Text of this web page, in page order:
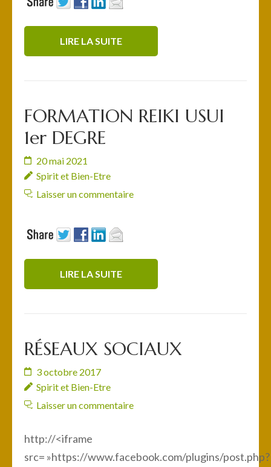
LIRE LA SUITE
FORMATION REIKI USUI
1er DEGRE
20 mai 2021
Spirit et Bien-Etre
Laisser un commentaire
LIRE LA SUITE
RÉSEAUX SOCIAUX
3 octobre 2017
Spirit et Bien-Etre
Laisser un commentaire
http://<iframe
src= »https://www.facebook.com/plugins/post.php?